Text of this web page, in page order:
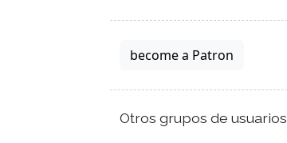
become a Patron
Otros grupos de usuarios